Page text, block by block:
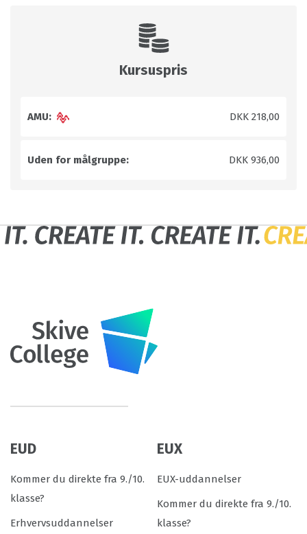
Kursuspris
AMU: DKK 218,00
Uden for målgruppe: DKK 936,00
EUD
Kommer du direkte fra 9./10.
klasse?
Erhvervsuddannelser
EUX
EUX-uddannelser
Kommer du direkte fra 9./10.
klasse?